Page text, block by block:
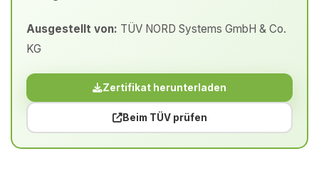
Ausgestellt von: TÜV NORD Systems GmbH & Co.
KG
Zertifikat herunterladen
Beim TÜV prüfen